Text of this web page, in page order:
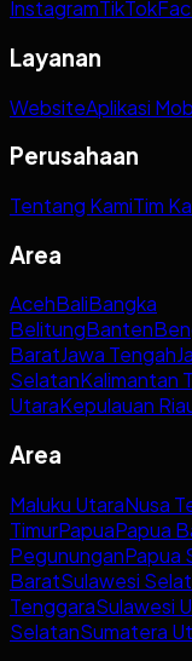
InstagramTikTok
Layanan
WebsiteAplikasi
Perusahaan
Tentang KamiTim
Area
AcehBaliBangka
BelitungBanten
BaratJawa Tengah
SelatanKalimantan
UtaraKepulauan
Area
Maluku UtaraNusa
TimurPapuaPapua
PegununganPapua
BaratSulawesi
TenggaraSulawesi
SelatanSumatera